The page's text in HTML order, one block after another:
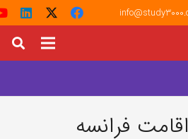
فرانسه